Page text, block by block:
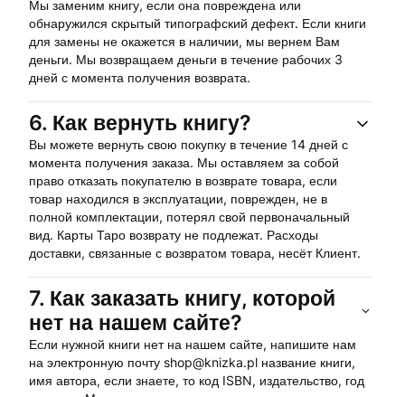
Мы заменим книгу, если она повреждена или
обнаружился скрытый типографский дефект. Если книги
для замены не окажется в наличии, мы вернем Вам
деньги. Мы возвращаем деньги в течение рабочих 3
дней с момента получения возврата.
6. Как вернуть книгу?
Вы можете вернуть свою покупку в течение 14 дней с
момента получения заказа. Мы оставляем за собой
право отказать покупателю в возврате товара, если
товар находился в эксплуатации, поврежден, не в
полной комплектации, потерял свой первоначальный
вид. Карты Таро возврату не подлежат. Расходы
доставки, связанные с возвратом товара, несёт Клиент.
7. Как заказать книгу, которой
нет на нашем сайте?
Если нужной книги нет на нашем сайте, напишите нам
на электронную почту shop@knizka.pl название книги,
имя автора, если знаете, то код ISBN, издательство, год